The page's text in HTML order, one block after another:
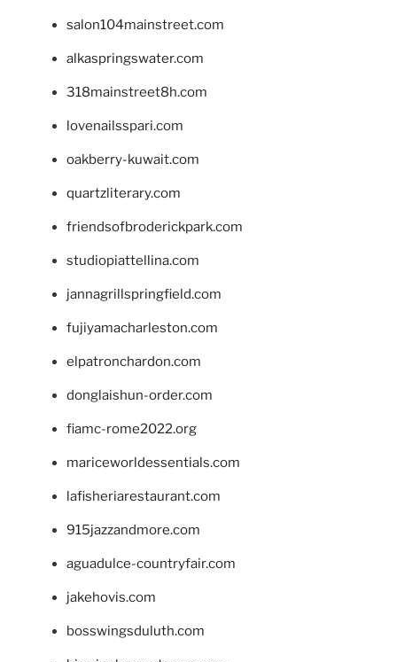
salon104mainstreet.com
alkaspringswater.com
318mainstreet8h.com
lovenailsspari.com
oakberry-kuwait.com
quartzliterary.com
friendsofbroderickpark.com
studiopiattellina.com
jannagrillspringfield.com
fujiyamacharleston.com
elpatronchardon.com
donglaishun-order.com
fiamc-rome2022.org
mariceworldessentials.com
lafisheriarestaurant.com
915jazzandmore.com
aguadulce-countryfair.com
jakehovis.com
bosswingsduluth.com